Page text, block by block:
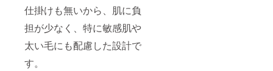
仕掛けも無いから、肌に負
担が少なく、特に敏感肌や
太い毛にも配慮した設計で
す。